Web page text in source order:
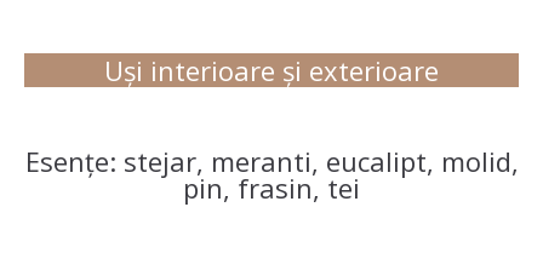
Uși interioare și exterioare
Esențe: stejar, meranti, eucalipt, molid,
pin, frasin, tei